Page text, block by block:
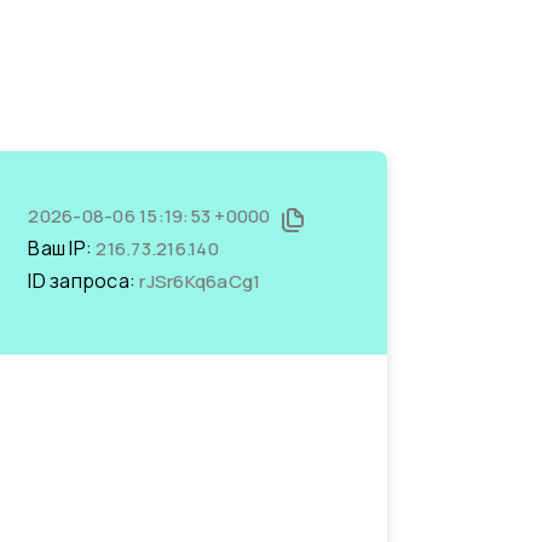
2026-08-06 15:19:53 +0000
Ваш IP:216.73.216.140
ID запроса:rJSr6Kq6aCg1